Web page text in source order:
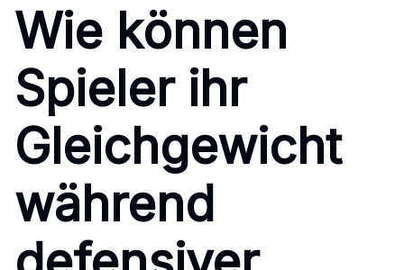
Wie können
Spieler ihr
Gleichgewicht
während